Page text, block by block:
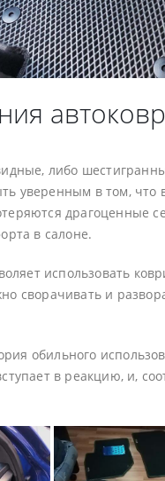
либо
уверенным в том,
драгоценные
в салоне.
использовать
сворачивать и
обильного
в реакцию, и,